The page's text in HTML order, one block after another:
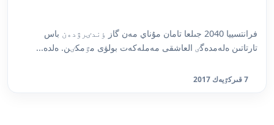
فرانتسييا 2040 جىلعا تامان مۇناي مەن گاز ٶندٸرۋدەن باس
تارتاتىن ەلەمدەگٸ العاشقى مەملەكەت بولۋى مٷمكٸن. ەلدە...
7 قىركٷيەك 2017